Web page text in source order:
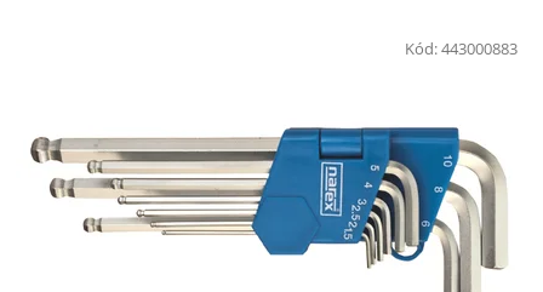
Kód:443000883